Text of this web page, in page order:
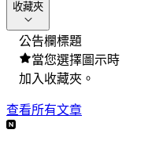
收藏夾
公告欄標題
當您選擇圖示時
加入收藏夾。
查看所有文章